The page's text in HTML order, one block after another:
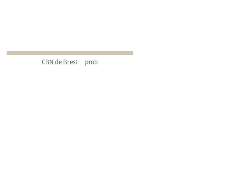
CBN de Brest pmb